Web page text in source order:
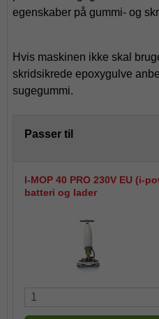
egenskaber på gummi- og
Hvis maskinen ikke skal
skridsikrede epoxygulve
sugegummi.
Passer til
I-MOP 40 PRO 230V EU (i-
batteri og lader